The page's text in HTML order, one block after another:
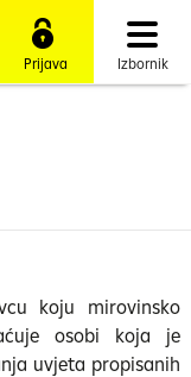
Izbornik
Prijava
koju mirovinsko
osobi koja je
uvjeta propisanih